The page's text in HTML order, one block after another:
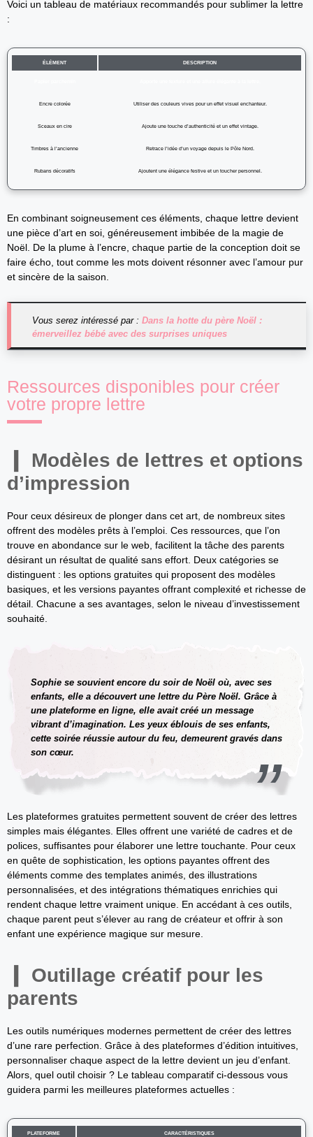
Voici un tableau de matériaux recommandés pour sublimer la lettre
:
ÉLÉMENT DESCRIPTION
Encre colorée Utiliser des couleurs vives pour un effet visuel enchanteur.
Sceaux en cire Ajoute une touche d’authenticité et un effet vintage.
Timbres à l’ancienne Retrace l’idée d’un voyage depuis le Pôle Nord.
Rubans décoratifs Ajoutent une élégance festive et un toucher personnel.
En combinant soigneusement ces éléments, chaque lettre devient
une pièce d’art en soi, généreusement imbibée de la magie de
Noël. De la plume à l’encre, chaque partie de la conception doit se
faire écho, tout comme les mots doivent résonner avec l’amour pur
et sincère de la saison.
Vous serez intéressé par : Dans la hotte du père Noël :
émerveillez bébé avec des surprises uniques
Ressources disponibles pour créer
votre propre lettre
Modèles de lettres et options
d’impression
Pour ceux désireux de plonger dans cet art, de nombreux sites
offrent des modèles prêts à l’emploi. Ces ressources, que l’on
trouve en abondance sur le web, facilitent la tâche des parents
désirant un résultat de qualité sans effort. Deux catégories se
distinguent : les options gratuites qui proposent des modèles
basiques, et les versions payantes offrant complexité et richesse de
détail. Chacune a ses avantages, selon le niveau d’investissement
souhaité.
Sophie se souvient encore du soir de Noël où, avec ses
enfants, elle a découvert une lettre du Père Noël. Grâce à
une plateforme en ligne, elle avait créé un message
vibrant d’imagination. Les yeux éblouis de ses enfants,
cette soirée réussie autour du feu, demeurent gravés dans
son cœur.
Les plateformes gratuites permettent souvent de créer des lettres
simples mais élégantes. Elles offrent une variété de cadres et de
polices, suffisantes pour élaborer une lettre touchante. Pour ceux
en quête de sophistication, les options payantes offrent des
éléments comme des templates animés, des illustrations
personnalisées, et des intégrations thématiques enrichies qui
rendent chaque lettre vraiment unique. En accédant à ces outils,
chaque parent peut s’élever au rang de créateur et offrir à son
enfant une expérience magique sur mesure.
Outillage créatif pour les
parents
Les outils numériques modernes permettent de créer des lettres
d’une rare perfection. Grâce à des plateformes d’édition intuitives,
personnaliser chaque aspect de la lettre devient un jeu d’enfant.
Alors, quel outil choisir ? Le tableau comparatif ci-dessous vous
guidera parmi les meilleures plateformes actuelles :
PLATEFORME CARACTÉRISTIQUES